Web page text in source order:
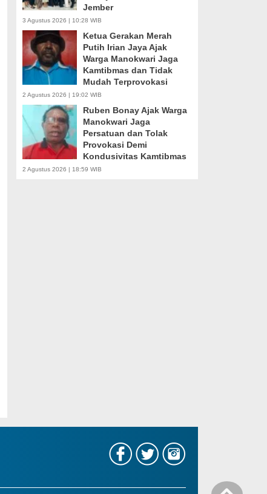
Jember
3 Agustus 2026 | 10:28 WIB
Ketua Gerakan Merah
Putih Irian Jaya Ajak
Warga Manokwari Jaga
Kamtibmas dan Tidak
Mudah Terprovokasi
2 Agustus 2026 | 19:02 WIB
Ruben Bonay Ajak Warga
Manokwari Jaga
Persatuan dan Tolak
Provokasi Demi
Kondusivitas Kamtibmas
2 Agustus 2026 | 18:59 WIB